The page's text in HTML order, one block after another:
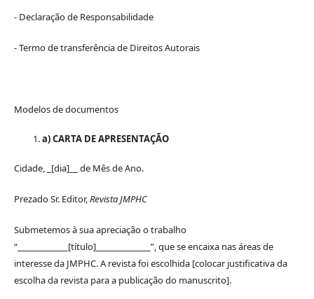
- Declaração de Responsabilidade
- Termo de transferência de Direitos Autorais
Modelos de documentos
a) CARTA DE APRESENTAÇÃO
Cidade, _[dia]__ de Mês de Ano.
Prezado Sr. Editor,Revista JMPHC
Submetemos à sua apreciação o trabalho
“____________[título]_____________”, que se encaixa nas áreas de
interesse da JMPHC. A revista foi escolhida [colocar justificativa da
escolha da revista para a publicação do manuscrito].